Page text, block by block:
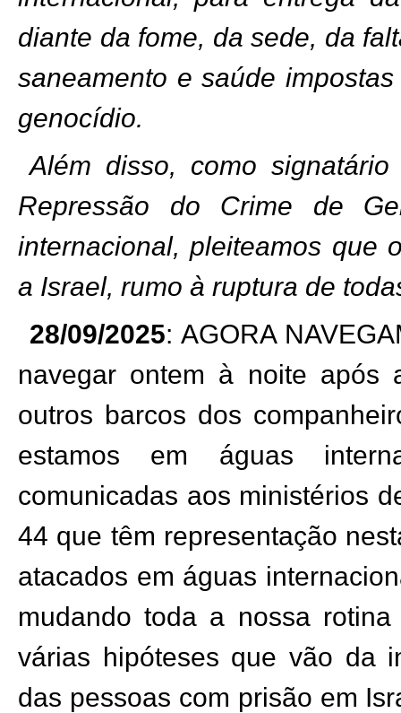
diante da fome, da sede, da
saneamento e saúde
genocídio.
Além disso, como
Repressão do Crime de
internacional, pleiteamos que
a Israel, rumo à ruptura de
28/09/2025: AGORA
navegar ontem à noite após
outros barcos dos
estamos em águas
comunicadas aos ministérios
44 que têm representação
atacados em águas
mudando toda a nossa
várias hipóteses que vão da
das pessoas com prisão em